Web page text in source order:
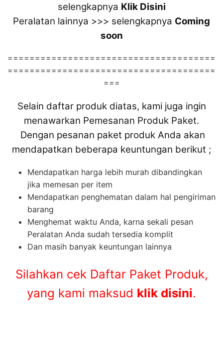
selengkapnya Klik Disini
Peralatan lainnya >>> selengkapnya Coming
soon
======================================
======================================
===
Selain daftar produk diatas, kami juga ingin
menawarkan Pemesanan Produk Paket.
Dengan pesanan paket produk Anda akan
mendapatkan beberapa keuntungan berikut ;
Mendapatkan harga lebih murah dibandingkan
jika memesan per item
Mendapatkan penghematan dalam hal pengiriman
barang
Menghemat waktu Anda, karna sekali pesan
Peralatan Anda sudah tersedia komplit
Dan masih banyak keuntungan lainnya
Silahkan cek Daftar Paket Produk,
yang kami maksud klik disini.